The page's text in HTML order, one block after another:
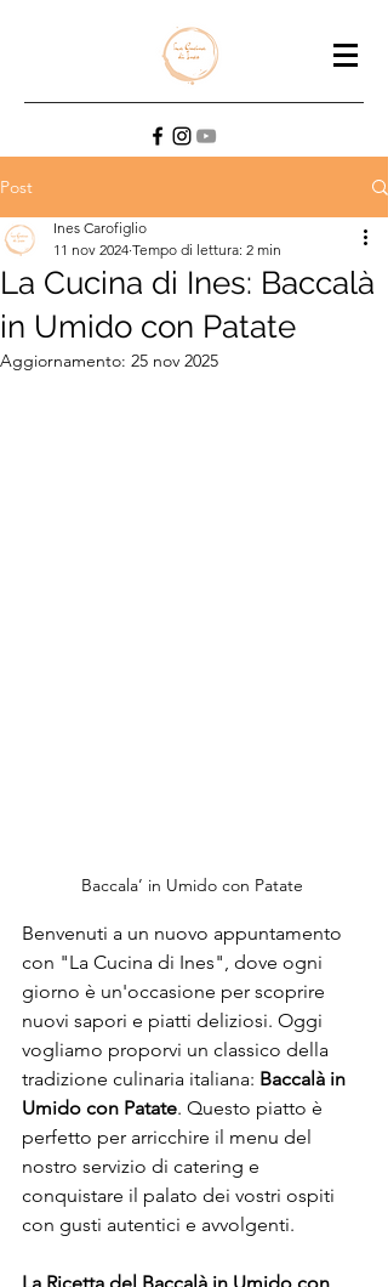
Post
La Cucina di Ines: Baccalà
in Umido con Patate
Ines Carofiglio
11 nov 2024 Tempo di lettura: 2 min
Aggiornamento: 25 nov 2025
Baccala’ in Umido con Patate
Benvenuti a un nuovo appuntamento
con "La Cucina di Ines", dove ogni
giorno è un'occasione per scoprire
nuovi sapori e piatti deliziosi. Oggi
vogliamo proporvi un classico della
tradizione culinaria italiana: Baccalà in
Umido con Patate. Questo piatto è
perfetto per arricchire il menu del
nostro servizio di catering e
conquistare il palato dei vostri ospiti
con gusti autentici e avvolgenti.
La Ricetta del Baccalà in Umido con